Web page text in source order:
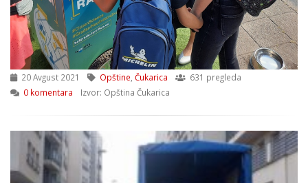
20 Avgust 2021 Opštine Čukarica
631 pregleda
0 komentara
Izvor: Opština Čukarica